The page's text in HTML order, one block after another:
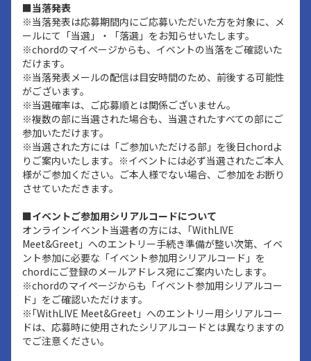
■当落発表
※当落発表は応募期間内にご応募いただいた方を対象に、メ
ールにて「当選」・「落選」をお知らせいたします。
※chordのマイページからも、イベントの当落をご確認いた
だけます。
※当落発表メールの配信は目安時間のため、前後する可能性
がございます。
※当選確率は、ご応募順とは関係ございません。
※複数の部に当選された場合も、当選されたすべての部にご
参加いただけます。
※当選された方には「ご参加いただける部」を後日chordよ
りご案内いたします。※イベントには必ず当選されたご本人
様がご参加ください。ご本人様でない場合、ご参加をお断り
させていただきます。
■イベントご参加用シリアルコードについて
オンラインイベント当選者の方には、｢WithLIVE
Meet&Greet」へのエントリー手続き準備が整い次第、イベ
ント参加に必要な「イベント参加用シリアルコード」を
chordにご登録のメールアドレス宛にご案内いたします。
※chordのマイページからも「イベント参加用シリアルコー
ド」をご確認いただけます。
※｢WithLIVE Meet&Greet」へのエントリー用シリアルコー
ドは、応募時に使用されたシリアルコードとは異なりますの
でご注意ください。